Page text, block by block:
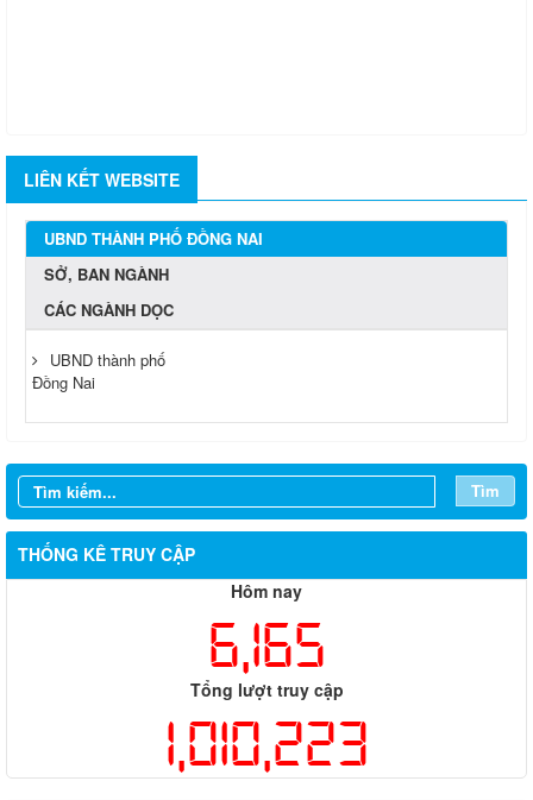
LIÊN KẾT WEBSITE
UBND THÀNH PHỐ ĐỒNG NAI
SỞ, BAN NGÀNH
CÁC NGÀNH DỌC
UBND thành phố
Đồng Nai
Tìm
THỐNG KÊ TRUY CẬP
Hôm nay
6,165
Tổng lượt truy cập
1,010,223